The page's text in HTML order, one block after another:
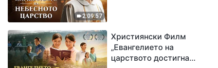
2:09:57
Християнски Филм
„Евангелието на
царството достигна